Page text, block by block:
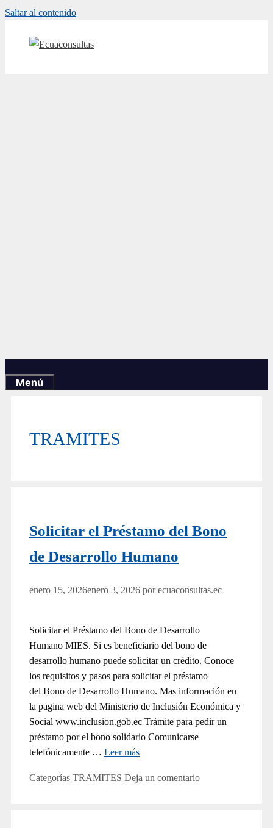
Saltar al contenido
Menú
TRAMITES
Solicitar el Préstamo del Bono
de Desarrollo Humano
enero 15, 2026enero 3, 2026 porecuaconsultas.ec
Solicitar el Préstamo del Bono de Desarrollo
Humano MIES. Si es beneficiario del bono de
desarrollo humano puede solicitar un crédito. Conoce
los requisitos y pasos para solicitar el préstamo
del Bono de Desarrollo Humano. Mas información en
la pagina web del Ministerio de Inclusión Económica y
Social www.inclusion.gob.ec Trámite para pedir un
préstamo por el bono solidario Comunicarse
telefónicamente … Leer más
Categorías TRAMITES Deja un comentario